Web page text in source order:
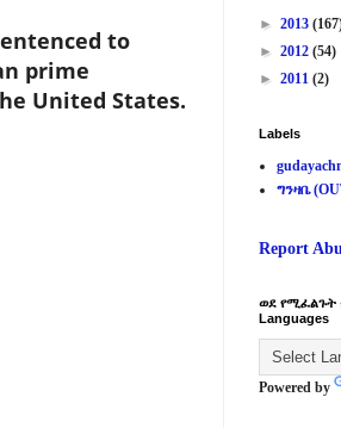
to
prime
United States.
► 2013
► 2012 (54)
► 2011 (2)
Labels
ግንዛቤ
Report
ወደ የሚፈልጉት
Languages
Powered by